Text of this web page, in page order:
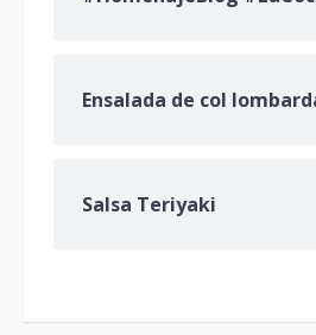
Ensalada de col
Salsa Teriyaki